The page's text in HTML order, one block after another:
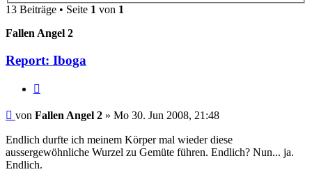
13 Beiträge • Seite 1 von 1
Fallen Angel 2
Report: Iboga
Beitrag
von Fallen Angel 2 » Mo 30. Jun 2008, 21:48
Endlich durfte ich meinem Körper mal wieder diese
aussergewöhnliche Wurzel zu Gemüte führen. Endlich? Nun... ja.
Endlich.